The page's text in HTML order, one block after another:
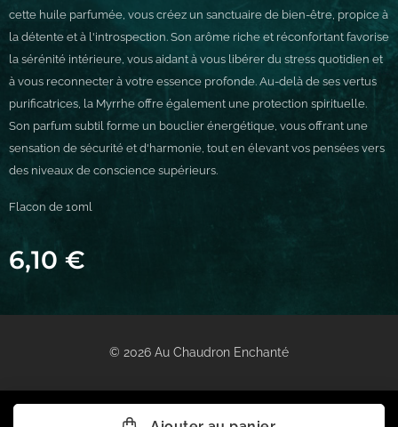
cette huile parfumée, vous créez un sanctuaire de bien-être, propice à
la détente et à l'introspection. Son arôme riche et réconfortant favorise
la sérénité intérieure, vous aidant à vous libérer du stress quotidien et
à vous reconnecter à votre essence profonde. Au-delà de ses vertus
purificatrices, la Myrrhe offre également une protection spirituelle.
Son parfum subtil forme un bouclier énergétique, vous offrant une
sensation de sécurité et d'harmonie, tout en élevant vos pensées vers
des niveaux de conscience supérieurs.
Flacon de 10ml
6,10 €
© 2026 Au Chaudron Enchanté